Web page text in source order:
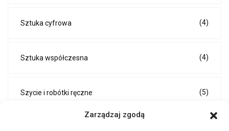
Zarządzaj zgodą
Sztuka cyfrowa (4)
Sztuka współczesna (4)
Szycie i robótki ręczne (5)